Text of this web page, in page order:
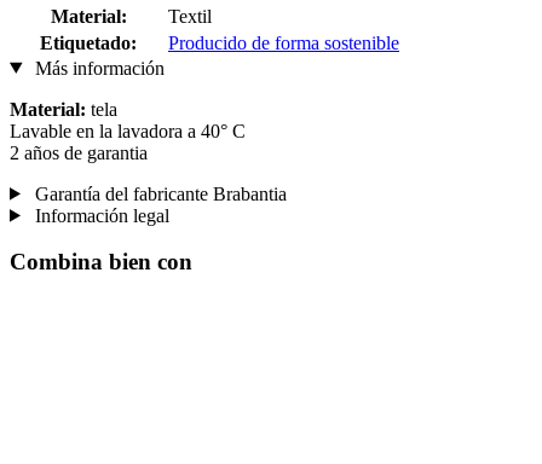
Material:
Textil
Etiquetado:
Producido de forma sostenible
Más información
Material: tela
Lavable en la lavadora a 40° C
2 años de garantia
Garantía del fabricante Brabantia
Información legal
Combina bien con